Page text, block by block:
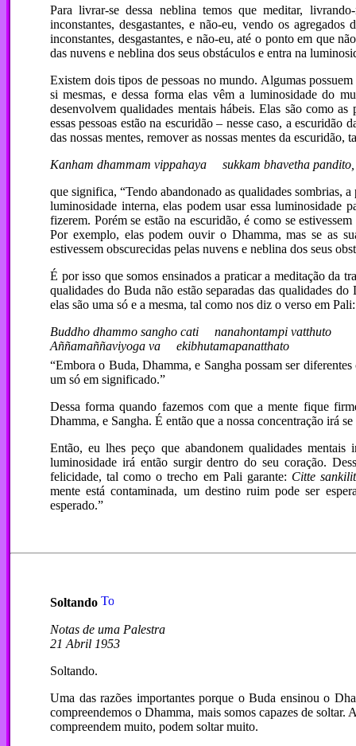
Para livrar-se dessa neblina temos que meditar,
inconstantes, desgastantes, e não-eu, vendo os
inconstantes, desgastantes, e não-eu, até o ponto em que
das nuvens e neblina dos seus obstáculos e entra na
Existem dois tipos de pessoas no mundo. Algumas
si mesmas, e dessa forma elas vêm a luminosidade do
desenvolvem qualidades mentais hábeis. Elas são como
essas pessoas estão na escuridão – nesse caso, a
das nossas mentes, remover as nossas mentes da escuridão,
Kanham dhammam vippahaya sukkam bhavetha pandito,
que significa, “Tendo abandonado as qualidades sombrias,
luminosidade interna, elas podem usar essa luminosidade
fizerem. Porém se estão na escuridão, é como se
Por exemplo, elas podem ouvir o Dhamma, mas se as
estivessem obscurecidas pelas nuvens e neblina dos seus
É por isso que somos ensinados a praticar a meditação da
qualidades do Buda não estão separadas das qualidades
elas são uma só e a mesma, tal como nos diz o verso em Pali:
Buddho dhammo sangho cati nanahontampi vatthuto
Aññamaññaviyoga va ekibhutamapanatthato
“Embora o Buda, Dhamma, e Sangha possam ser
um só em significado.”
Dessa forma quando fazemos com que a mente fique
Dhamma, e Sangha. É então que a nossa concentração irá
Então, eu lhes peço que abandonem qualidades
luminosidade irá então surgir dentro do seu coração.
felicidade, tal como o trecho em Pali garante: Citte
mente está contaminada, um destino ruim pode ser
esperado.”
Soltando
Notas de uma Palestra
21 Abril 1953
Soltando.
Uma das razões importantes porque o Buda ensinou o
compreendemos o Dhamma, mais somos capazes de
compreendem muito, podem soltar muito.